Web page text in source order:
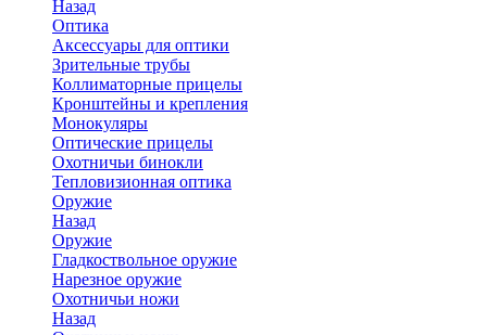
Назад
Оптика
Аксессуары для оптики
Зрительные трубы
Коллиматорные прицелы
Кронштейны и крепления
Монокуляры
Оптические прицелы
Охотничьи бинокли
Тепловизионная оптика
Оружие
Назад
Оружие
Гладкоствольное оружие
Нарезное оружие
Охотничьи ножи
Назад